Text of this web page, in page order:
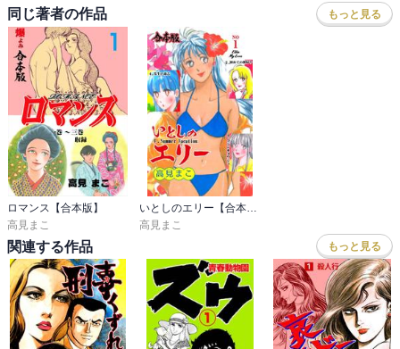
同じ著者の作品 もっと見る
ロマンス【合本版】
高見まこ
いとしのエリー【合本版】
高見まこ
関連する作品 もっと見る